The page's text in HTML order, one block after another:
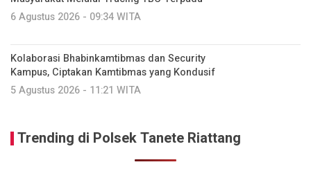
6 Agustus 2026 - 09:34 WITA
Kolaborasi Bhabinkamtibmas dan Security
Kampus, Ciptakan Kamtibmas yang Kondusif
5 Agustus 2026 - 11:21 WITA
Trending di Polsek Tanete Riattang